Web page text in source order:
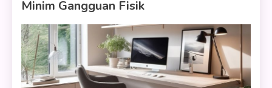
Minim Gangguan Fisik